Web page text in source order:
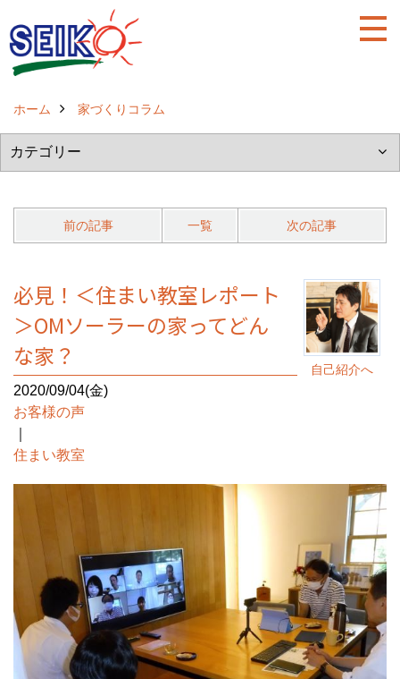
ホーム 家づくりコラム
前の記事 一覧 次の記事
自己紹介へ
必見！＜住まい教室レポート
＞OMソーラーの家ってどん
な家？
2020/09/04(金)
お客様の声
住まい教室